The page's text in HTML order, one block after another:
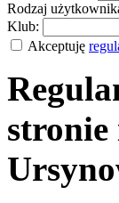
Rodzaj
Klub:
Akceptuję
stronie